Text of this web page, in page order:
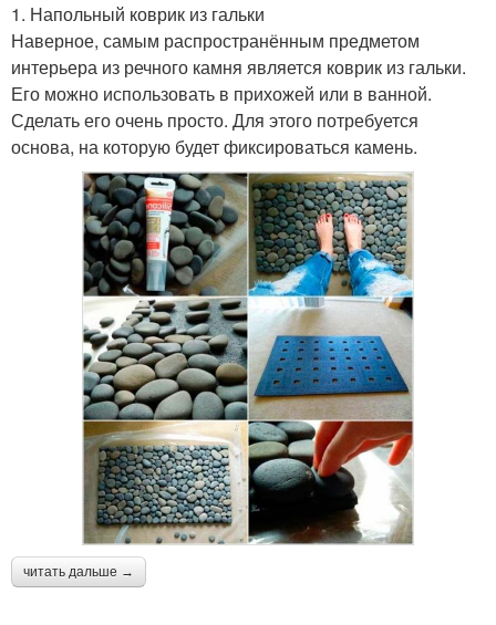
1. Напольный коврик из гальки
Наверное, самым распространённым предметом
интерьера из речного камня является коврик из гальки.
Его можно использовать в прихожей или в ванной.
Сделать его очень просто. Для этого потребуется
основа, на которую будет фиксироваться камень.
читать дальше →